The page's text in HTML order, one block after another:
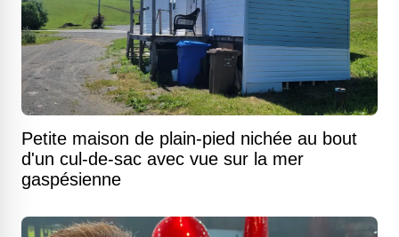
Petite maison de plain-pied nichée au bout
d'un cul-de-sac avec vue sur la mer
gaspésienne